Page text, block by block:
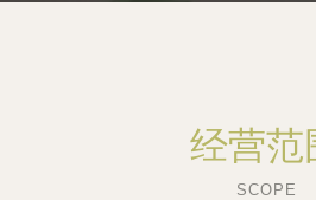
经营范
SCOPE